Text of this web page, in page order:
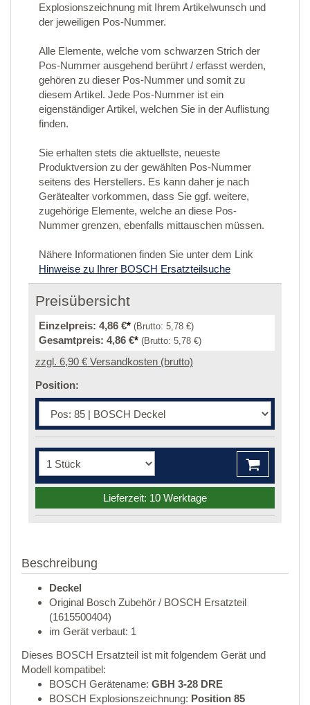
Explosionszeichnung mit Ihrem Artikelwunsch und
der jeweiligen Pos-Nummer.
Alle Elemente, welche vom schwarzen Strich der
Pos-Nummer ausgehend berührt / erfasst werden,
gehören zu dieser Pos-Nummer und somit zu
diesem Artikel. Jede Pos-Nummer ist ein
eigenständiger Artikel, welchen Sie in der Auflistung
finden.
Sie erhalten stets die aktuellste, neueste
Produktversion zu der gewählten Pos-Nummer
seitens des Herstellers. Es kann daher je nach
Gerätealter vorkommen, dass Sie ggf. weitere,
zugehörige Elemente, welche an diese Pos-
Nummer grenzen, ebenfalls mittauschen müssen.
Nähere Informationen finden Sie unter dem Link
Hinweise zu Ihrer BOSCH Ersatzteilsuche
Preisübersicht
Einzelpreis: 4,86 €* (Brutto: 5,78 €)
Gesamtpreis: 4,86 €* (Brutto: 5,78 €)
zzgl. 6,90 € Versandkosten (brutto)
Position:
Lieferzeit: 10 Werktage
Beschreibung
Deckel
Original Bosch Zubehör / BOSCH Ersatzteil
(1615500404)
im Gerät verbaut: 1
Dieses BOSCH Ersatzteil ist mit folgendem Gerät und
Modell kompatibel:
BOSCH Gerätename: GBH 3-28 DRE
BOSCH Explosionszeichnung: Position 85